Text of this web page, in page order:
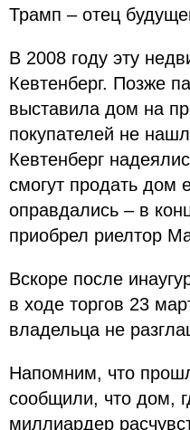
Трамп – отец
В 2008 году эту
Кевтенберг. Позже
выставила дом на
покупателей не
Кевтенберг
смогут продать дом
оправдались – в
приобрел риелтор
Вскоре после
в ходе торгов 23
владельца не
Напомним, что
сообщили, что дом,
миллиардер